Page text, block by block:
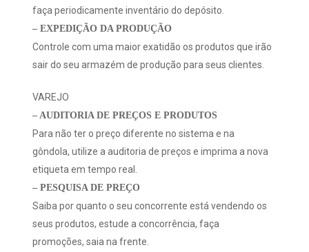
faça periodicamente inventário do depósito.
– EXPEDIÇÃO DA PRODUÇÃO
Controle com uma maior exatidão os produtos que irão
sair do seu armazém de produção para seus clientes.
VAREJO
– AUDITORIA DE PREÇOS E PRODUTOS
Para não ter o preço diferente no sistema e na
gôndola, utilize a auditoria de preços e imprima a nova
etiqueta em tempo real.
– PESQUISA DE PREÇO
Saiba por quanto o seu concorrente está vendendo os
seus produtos, estude a concorrência, faça
promoções, saia na frente.